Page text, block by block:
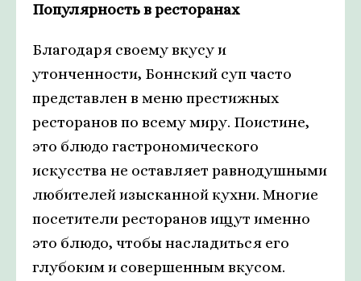
Популярность в ресторанах
Благодаря своему вкусу и
утонченности, Боннский суп часто
представлен в меню престижных
ресторанов по всему миру. Поистине,
это блюдо гастрономического
искусства не оставляет равнодушными
любителей изысканной кухни. Многие
посетители ресторанов ищут именно
это блюдо, чтобы насладиться его
глубоким и совершенным вкусом.